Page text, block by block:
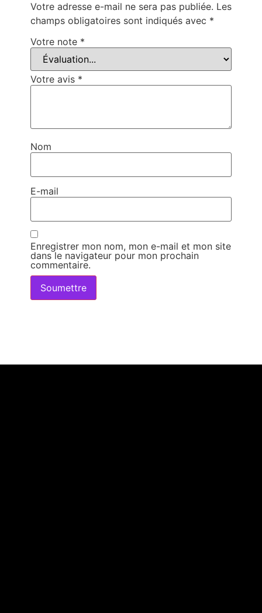
Votre adresse e-mail ne sera pas publiée. Les
champs obligatoires sont indiqués avec *
Votre note *
Votre avis *
Nom
E-mail
Enregistrer mon nom, mon e-mail et mon site
dans le navigateur pour mon prochain
commentaire.